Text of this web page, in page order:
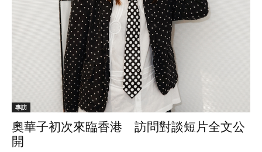
專訪
奧華子初次來臨香港 訪問對談短片全文公
開